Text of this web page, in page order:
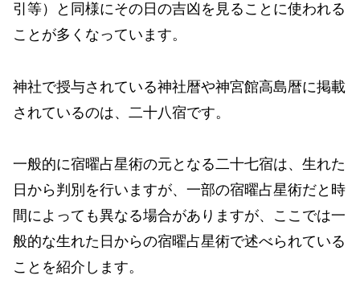
引等）と同様にその日の吉凶を見ることに使われる
ことが多くなっています。
神社で授与されている神社暦や神宮館高島暦に掲載
されているのは、二十八宿です。
一般的に宿曜占星術の元となる二十七宿は、生れた
日から判別を行いますが、一部の宿曜占星術だと時
間によっても異なる場合がありますが、ここでは一
般的な生れた日からの宿曜占星術で述べられている
ことを紹介します。